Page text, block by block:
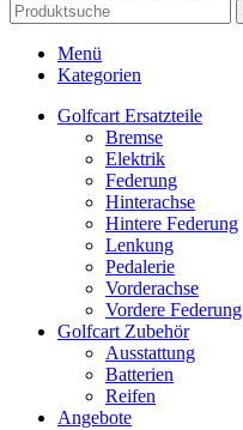
Menü
Kategorien
Golfcart Ersatzteile
Bremse
Elektrik
Federung
Hinterachse
Hintere Federung
Lenkung
Pedalerie
Vorderachse
Vordere Federung
Golfcart Zubehör
Ausstattung
Batterien
Reifen
Angebote